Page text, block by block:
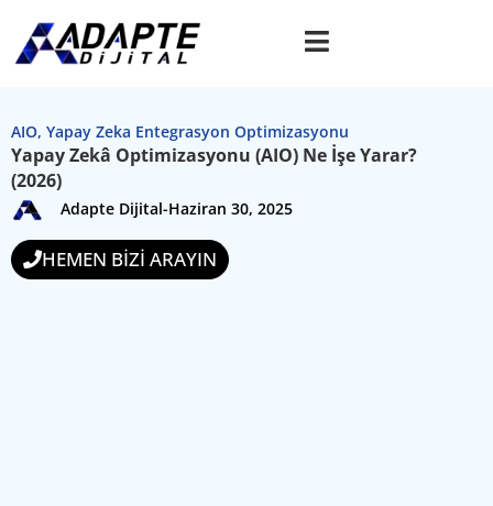
AIO, Yapay Zeka Entegrasyon Optimizasyonu
Yapay Zekâ Optimizasyonu (AIO) Ne İşe Yarar?
(2026)
Adapte Dijital-Haziran 30, 2025
HEMEN BİZİ ARAYIN